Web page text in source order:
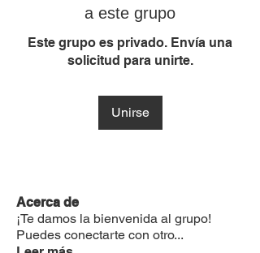
a este grupo
Este grupo es privado. Envía una
solicitud para unirte.
Unirse
Acerca de
¡Te damos la bienvenida al grupo!
Puedes conectarte con otro...